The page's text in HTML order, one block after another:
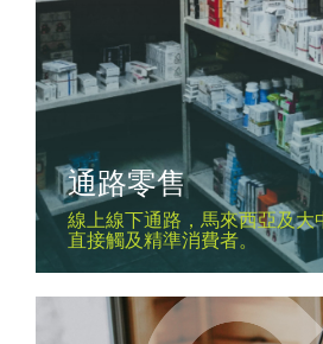
通路零售
線上線下通路，馬來西亞及大
直接觸及精準消費者。